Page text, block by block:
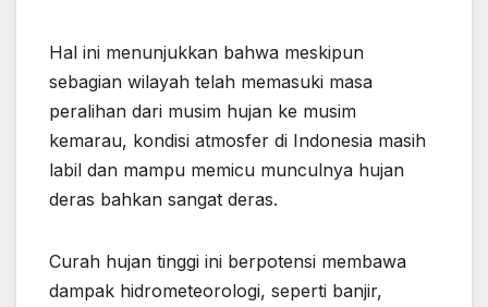
Hal ini menunjukkan bahwa meskipun
sebagian wilayah telah memasuki masa
peralihan dari musim hujan ke musim
kemarau, kondisi atmosfer di Indonesia masih
labil dan mampu memicu munculnya hujan
deras bahkan sangat deras.
Curah hujan tinggi ini berpotensi membawa
dampak hidrometeorologi, seperti banjir,